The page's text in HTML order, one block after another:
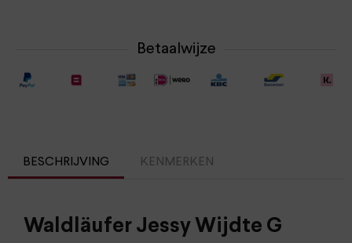
Betaalwijze
BESCHRIJVING KENMERKEN
Waldläufer Jessy Wijdte G